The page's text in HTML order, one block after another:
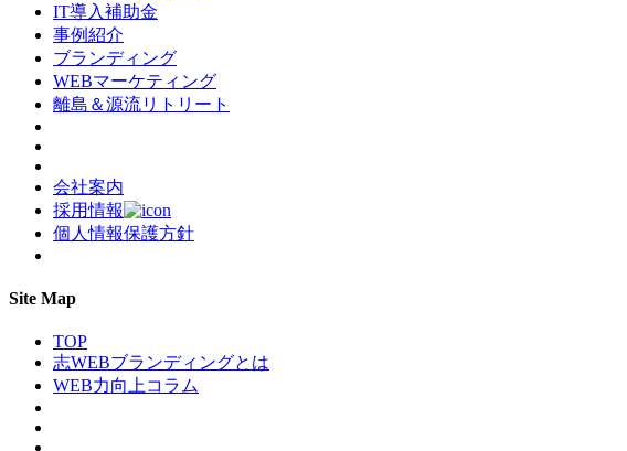
IT導入補助金
事例紹介
ブランディング
WEBマーケティング
離島＆源流リトリート
会社案内
採用情報
個人情報保護方針
Site Map
TOP
志WEBブランディングとは
WEB力向上コラム